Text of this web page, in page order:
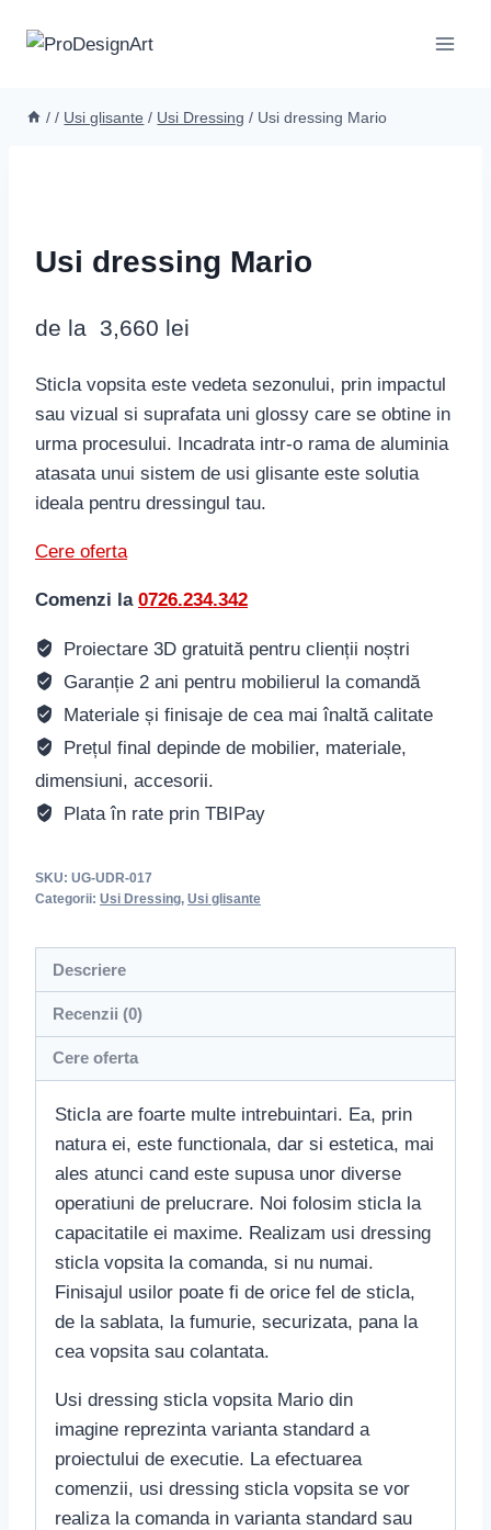
/ / Usi glisante / Usi Dressing / Usi dressing Mario
Usi dressing Mario
de la 3,660 lei
Sticla vopsita este vedeta sezonului, prin impactul
sau vizual si suprafata uni glossy care se obtine in
urma procesului. Incadrata intr-o rama de aluminia
atasata unui sistem de usi glisante este solutia
ideala pentru dressingul tau.
Cere oferta
Comenzi la 0726.234.342
Proiectare 3D gratuită pentru clienții noștri
Garanție 2 ani pentru mobilierul la comandă
Materiale și finisaje de cea mai înaltă calitate
Prețul final depinde de mobilier, materiale,
dimensiuni, accesorii.
Plata în rate prin TBIPay
SKU: UG-UDR-017
Categorii: Usi Dressing, Usi glisante
Descriere
Recenzii (0)
Cere oferta
Sticla are foarte multe intrebuintari. Ea, prin
natura ei, este functionala, dar si estetica, mai
ales atunci cand este supusa unor diverse
operatiuni de prelucrare. Noi folosim sticla la
capacitatile ei maxime. Realizam usi dressing
sticla vopsita la comanda, si nu numai.
Finisajul usilor poate fi de orice fel de sticla,
de la sablata, la fumurie, securizata, pana la
cea vopsita sau colantata.
Usi dressing sticla vopsita Mario din
imagine reprezinta varianta standard a
proiectului de executie. La efectuarea
comenzii, usi dressing sticla vopsita se vor
realiza la comanda in varianta standard sau